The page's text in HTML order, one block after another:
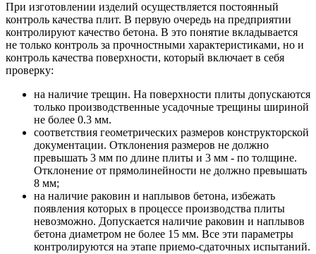
При изготовлении изделий осуществляется постоянный
контроль качества плит. В первую очередь на предприятии
контролируют качество бетона. В это понятие вкладывается
не только контроль за прочностными характеристиками, но и
контроль качества поверхности, который включает в себя
проверку:
на наличие трещин. На поверхности плиты допускаются
только производственные усадочные трещины шириной
не более 0.3 мм.
соответствия геометрических размеров конструкторской
документации. Отклонения размеров не должно
превышать 3 мм по длине плиты и 3 мм - по толщине.
Отклонение от прямолинейности не должно превышать
8 мм;
на наличие раковин и наплывов бетона, избежать
появления которых в процессе производства плиты
невозможно. Допускается наличие раковин и наплывов
бетона диаметром не более 15 мм. Все эти параметры
контролируются на этапе приемо-сдаточных испытаний.